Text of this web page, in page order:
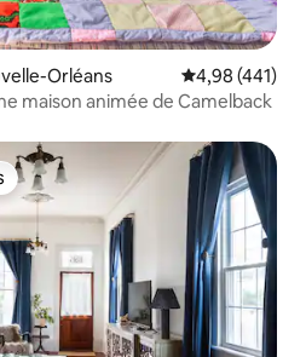
Orléans Évaluation
4,98 (441)
maison animée de Camelback